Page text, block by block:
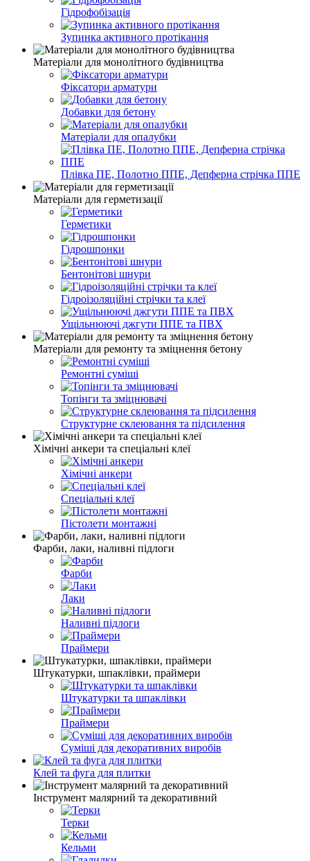
Гідрофобізація
Зупинка активного протікання
Матеріали для монолітного будівництва
Фіксатори арматури
Добавки для бетону
Матеріали для опалубки
Плівка ПЕ, Полотно ППЕ, Депферна стрічка ППЕ
Матеріали для герметизації
Герметики
Гідрошпонки
Бентонітові шнури
Гідроізоляційні стрічки та клеї
Ущільнюючі джгути ППЕ та ПВХ
Матеріали для ремонту та зміцнення бетону
Ремонтні суміші
Топінги та зміцнювачі
Структурне склеювання та підсилення
Хімічні анкери та спеціальні клеї
Хімічні анкери
Спеціальні клеї
Пістолети монтажні
Фарби, лаки, наливні підлоги
Фарби
Лаки
Наливні підлоги
Праймери
Штукатурки, шпаклівки, праймери
Штукатурки та шпаклівки
Праймери
Суміші для декоративних виробів
Клей та фуга для плитки
Інструмент малярний та декоративний
Терки
Кельми